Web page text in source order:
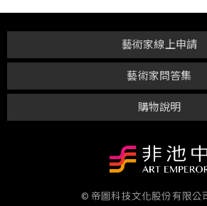
購物說明
藝術家問答集
藝術家線上申請
© 帝圖科技文化股份有限公